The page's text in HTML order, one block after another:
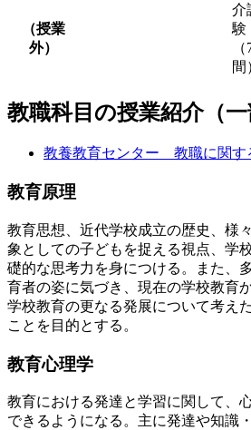
（授業
外）
介
験
間
教職科目の授業紹介（一
教養教育センター 教職に関す
教育原理
教育思想、近代学校成立の歴史、様
象としての子どもを捉える視点、学
礎的な思考力を身につける。また、
育者の姿に気づき、現在の学校教育
学校教育の更なる発展について考え
ことを目的とする。
教育心理学
教育における発達と学習に関して、
できるようになる。主に発達や知識